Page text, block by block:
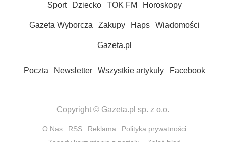
Sport Dziecko TOK FM Horoskopy
Gazeta Wyborcza Zakupy Haps Wiadomości
Gazeta.pl
Poczta Newsletter Wszystkie artykuły Facebook
Copyright © Gazeta.pl sp. z o.o.
O Nas RSS Reklama
Polityka prywatności